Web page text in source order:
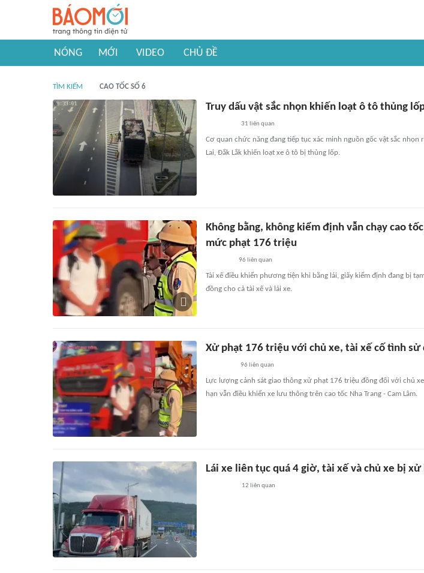
NÓNG MỚI VIDEO CHỦ ĐỀ
TÌM KIẾM CAO TỐC SỐ 6
Truy dấu vật sắc nhọn khiến loạt ô tô thủng
31 liên quan
Cơ quan chức năng đang tiếp tục xác minh nguồn gốc vật sắc
Lai, Đắk Lắk khiến loạt xe ô tô bị thủng lốp.
Không bằng, không kiểm định vẫn chạy cao
mức phạt 176 triệu
96 liên quan
Tài xế điều khiển phương tiện khi bằng lái, giấy kiểm định đang bị
đồng cho cả tài xế và lái xe.
Xử phạt 176 triệu với chủ xe, tài xế cố tình sử
96 liên quan
Lực lượng cảnh sát giao thông xử phạt 176 triệu đồng đối với chủ
hạn vẫn điều khiển xe lưu thông trên cao tốc Nha Trang - Cam Lâm.
Lái xe liên tục quá 4 giờ, tài xế và chủ xe bị
12 liên quan